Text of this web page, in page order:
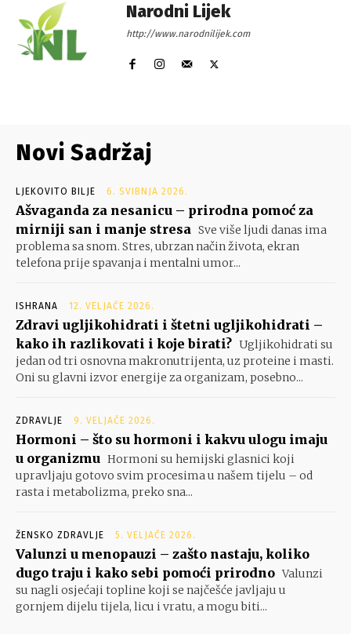
Narodni Lijek
http://www.narodnilijek.com
Novi Sadržaj
LJEKOVITO BILJE 6. SVIBNJA 2026.
Ašvaganda za nesanicu – prirodna pomoć za
mirniji san i manje stresa Sve više ljudi danas ima
problema sa snom. Stres, ubrzan način života, ekran
telefona prije spavanja i mentalni umor...
ISHRANA 12. VELJAČE 2026.
Zdravi ugljikohidrati i štetni ugljikohidrati –
kako ih razlikovati i koje birati? Ugljikohidrati su
jedan od tri osnovna makronutrijenta, uz proteine i masti.
Oni su glavni izvor energije za organizam, posebno...
ZDRAVLJE 9. VELJAČE 2026.
Hormoni – što su hormoni i kakvu ulogu imaju
u organizmu Hormoni su hemijski glasnici koji
upravljaju gotovo svim procesima u našem tijelu – od
rasta i metabolizma, preko sna...
ŽENSKO ZDRAVLJE 5. VELJAČE 2026.
Valunzi u menopauzi – zašto nastaju, koliko
dugo traju i kako sebi pomoći prirodno Valunzi
su nagli osjećaji topline koji se najčešće javljaju u
gornjem dijelu tijela, licu i vratu, a mogu biti...